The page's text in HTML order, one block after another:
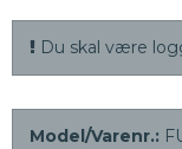
Du skal være
Model/Varenr.: